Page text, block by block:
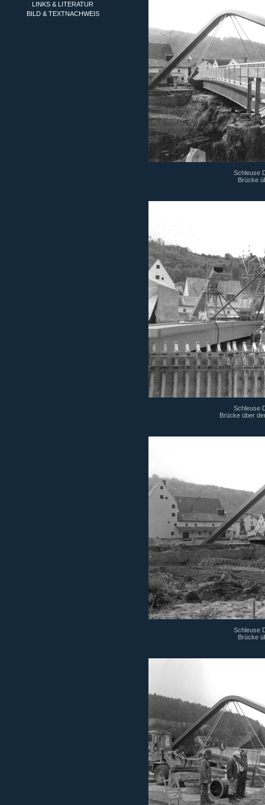
LINKS & LITERATUR
BILD & TEXTNACHWEIS
Schleuse
Brücke
Schleuse
Brücke über
Schleuse
Brücke